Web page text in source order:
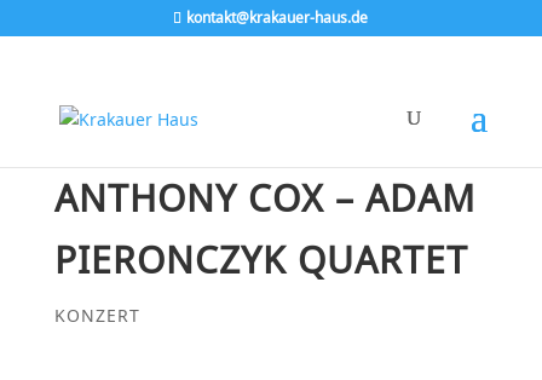
kontakt@krakauer-haus.de
ANTHONY COX – ADAM
PIERONCZYK QUARTET
KONZERT